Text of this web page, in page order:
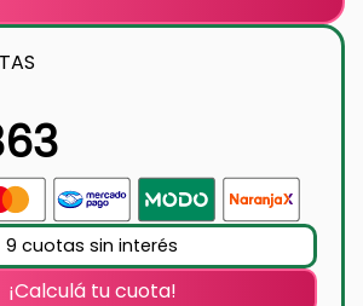
9 cuotas sin interés
¡Calculá tu cuota!